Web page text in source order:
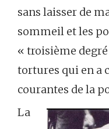
sans laisser de
sommeil et les
« troisième degré
tortures qui en a
courantes de la
La